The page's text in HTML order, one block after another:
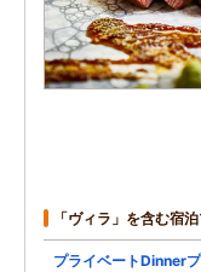
「ヴィラ」を含む宿
プライベートDinner